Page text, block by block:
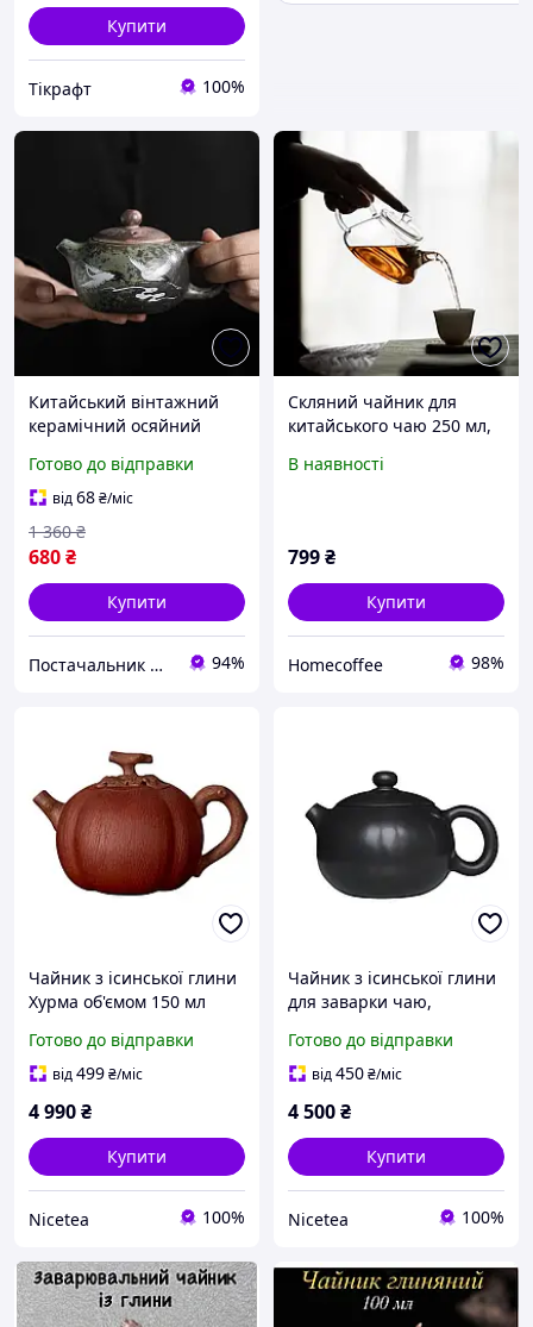
Купити
Тікрафт 100%
Китайський вінтажний
керамічний осяйний
прикрасою у формі
журавель Заварник для
чаю
Готово до відправки
від68₴/міс
680₴
1 360 ₴
Купити
Постачальник Дроп 94%
Скляний чайник для
китайського чаю 250 мл,
прозорий,
В наявності
799₴
Купити
Homecoffee 98%
Чайник з ісинської глини
Хурма об'ємом 150 мл
китайської чайної
церемонії глиняний для
Готово до відправки
від499₴/міс
4 990₴
Купити
Nicetea 100%
Чайник з ісинської глини
для заварки чаю,
Ши 200 мл глиняний
Готово до відправки
від450₴/міс
4 500₴
Купити
Nicetea 100%